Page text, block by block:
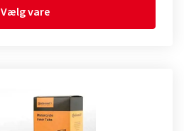
Vælg vare